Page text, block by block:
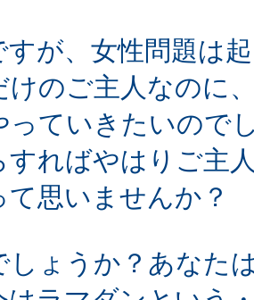
すが、女性問題は
けのご主人なのに
っていきたいので
すればやはりご主
て思いませんか？
しょうか？あなた